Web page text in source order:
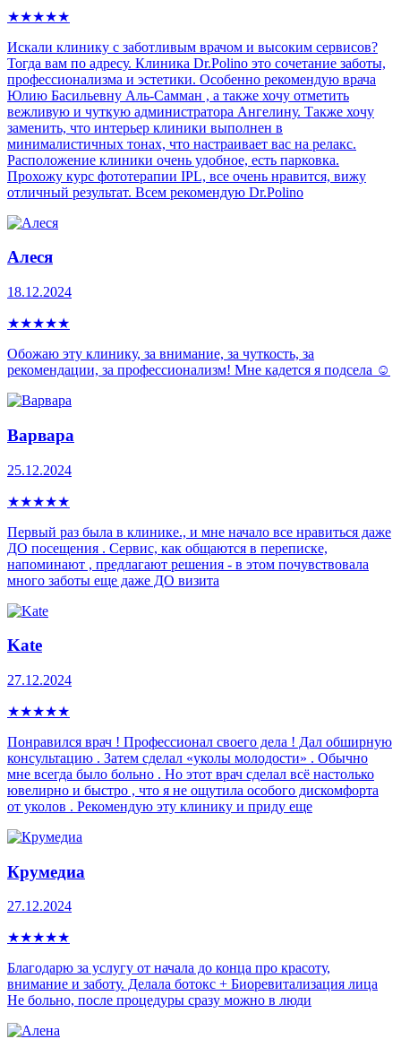
★★★★★
Искали клинику с заботливым врачом и высоким сервисов?
Тогда вам по адресу. Клиника Dr.Polino это сочетание заботы,
профессионализма и эстетики. Особенно рекомендую врача
Юлию Басильевну Аль-Самман , а также хочу отметить
вежливую и чуткую администратора Ангелину. Также хочу
заменить, что интерьер клиники выполнен в
минималистичных тонах, что настраивает вас на релакс.
Расположение клиники очень удобное, есть парковка.
Прохожу курс фототерапии IPL, все очень нравится, вижу
отличный результат. Всем рекомендую Dr.Polino
Алеся
18.12.2024
★★★★★
Обожаю эту клинику, за внимание, за чуткость, за
рекомендации, за профессионализм! Мне кадется я подсела ☺️
Варвара
25.12.2024
★★★★★
Первый раз была в клинике., и мне начало все нравиться даже
ДО посещения . Сервис, как общаются в переписке,
напоминают , предлагают решения - в этом почувствовала
много заботы еще даже ДО визита
Kate
27.12.2024
★★★★★
Понравился врач ! Профессионал своего дела ! Дал обширную
консультацию . Затем сделал «уколы молодости» . Обычно
мне всегда было больно . Но этот врач сделал всё настолько
ювелирно и быстро , что я не ощутила особого дискомфорта
от уколов . Рекомендую эту клинику и приду еще
Крумедиа
27.12.2024
★★★★★
Благодарю за услугу от начала до конца про красоту,
внимание и заботу. Делала ботокс + Биоревитализация лица
Не больно, после процедуры сразу можно в люди